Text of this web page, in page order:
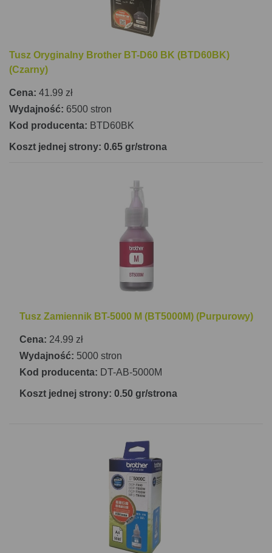
Tusz Oryginalny Brother BT-D60 BK (BTD60BK)
(Czarny)
Cena: 41.99 zł
Wydajność: 6500 stron
Kod producenta: BTD60BK
Koszt jednej strony: 0.65 gr/strona
Tusz Zamiennik BT-5000 M (BT5000M) (Purpurowy)
Cena: 24.99 zł
Wydajność: 5000 stron
Kod producenta: DT-AB-5000M
Koszt jednej strony: 0.50 gr/strona